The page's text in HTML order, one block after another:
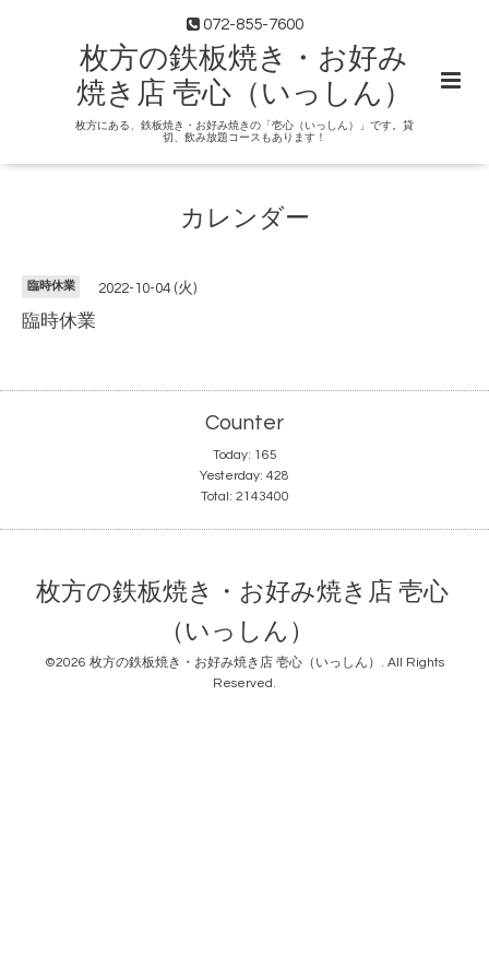
072-855-7600
枚方の鉄板焼き・お好み
焼き店 壱心（いっしん）
枚方にある、鉄板焼き・お好み焼きの「壱心（いっしん）」です。貸
切、飲み放題コースもあります！
カレンダー
臨時休業 2022-10-04 (火)
臨時休業
Counter
Today: 165
Yesterday: 428
Total: 2143400
枚方の鉄板焼き・お好み焼き店 壱心
（いっしん）
©2026 枚方の鉄板焼き・お好み焼き店 壱心（いっしん） . All Rights
Reserved.